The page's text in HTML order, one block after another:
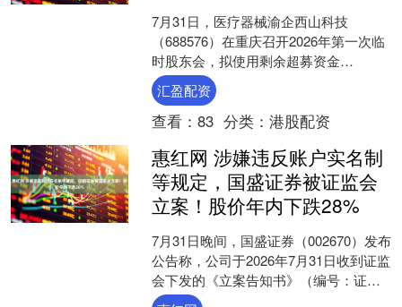
7月31日，医疗器械渝企西山科技
（688576）在重庆召开2026年第一次临
时股东会，拟使用剩余超募资金
10029.41万元及超募资金所在账户结存
的利息，用于永....
汇盈配资
查看： 83 分类： 港股配资
惠红网 涉嫌违反账户实名制
等规定，国盛证券被证监会
立案！股价年内下跌28%
7月31日晚间，国盛证券（002670）发布
公告称，公司于2026年7月31日收到证监
会下发的《立案告知书》（编号：证监
立案字0252026006号）。因公司涉....